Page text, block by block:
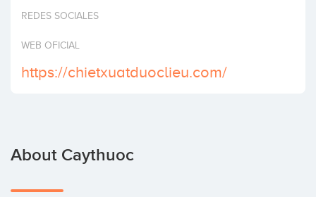
Invest
REDES SOCIALES
WEB OFICIAL
https://chietxuatduoclieu.com/
About Caythuoc